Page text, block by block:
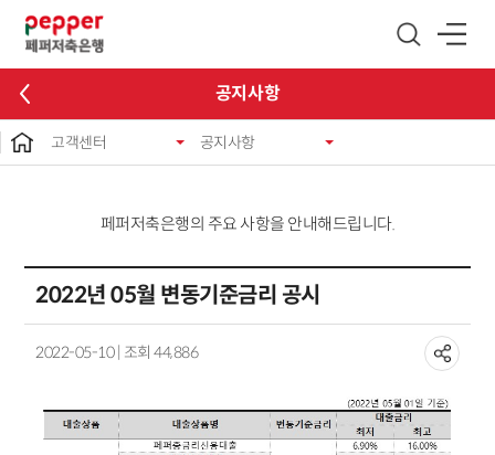
공지사항
고객센터 공지사항
페퍼저축은행의 주요 사항을 안내해드립니다.
2022년 05월 변동기준금리 공시
2022-05-10 | 조회 44,886